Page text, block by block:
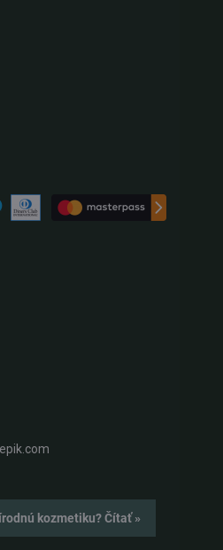
kozmetiku? Čítať »